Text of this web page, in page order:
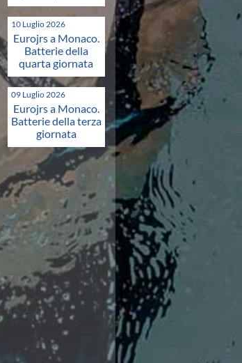
10 Luglio 2026
Eurojrs a Monaco.
Batterie della
quarta giornata
09 Luglio 2026
Eurojrs a Monaco.
Batterie della terza
giornata